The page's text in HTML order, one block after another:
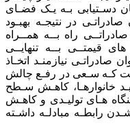
دسـتیابی بـه یـک فضـای
در نتیجـه بهبـود
راه بــه همــراه
قیمتــی بــه تنهایــی
صادراتـی نیازمنـد اتخـاذ
کـه سـعی در رفـع چالش
خانوارهـا، کاهـش سـطح
هـای تولیـدی و کاهـش
رابطـه مبادلـه داشـته